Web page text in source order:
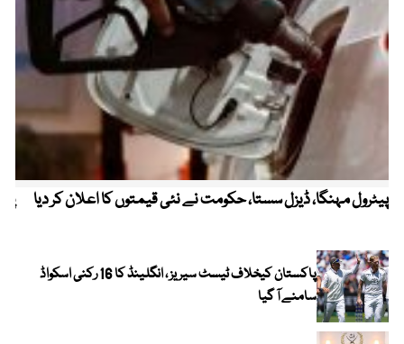
پیٹرول مہنگا، ڈیزل سستا، حکومت نے نئی قیمتوں کا اعلان کر دیا
پاکستان کیخلاف ٹیسٹ سیریز ، انگلینڈ کا 16 رکنی اسکواڈ
سامنے آ گیا